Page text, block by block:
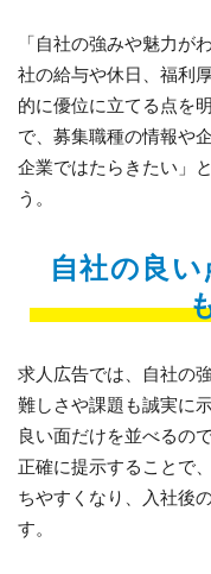
「自社の強みや魅力
社の給与や休日、福利
的に優位に立てる点を
で、募集職種の情報や
企業ではたらきたい」
う。
自社の良
求人広告では、自社の
難しさや課題も誠実に
良い面だけを並べるの
正確に提示することで
ちやすくなり、入社後
す。